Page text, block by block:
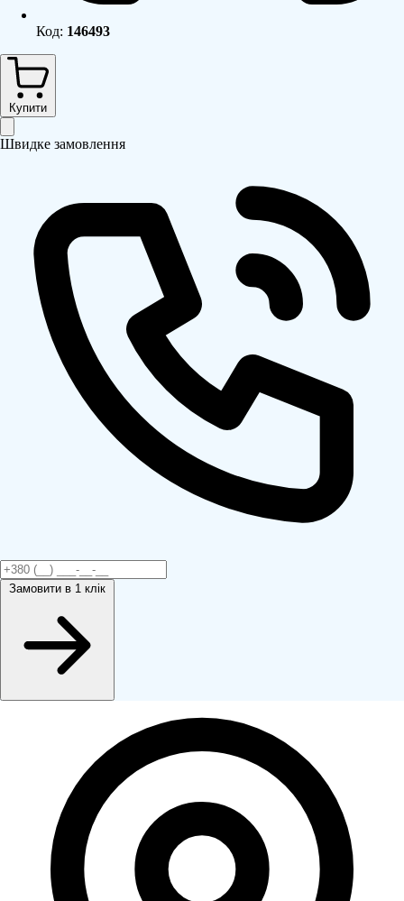
Код: 146493
Купити
Швидке замовлення
Замовити в 1 клік